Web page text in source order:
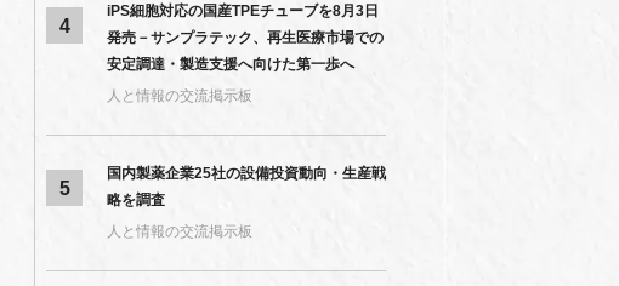
4
iPS細胞対応の国産TPEチューブを8月3日
発売－サンプラテック、再生医療市場での
安定調達・製造支援へ向けた第一歩へ
人と情報の交流掲示板
5
国内製薬企業25社の設備投資動向・生産戦
略を調査
人と情報の交流掲示板